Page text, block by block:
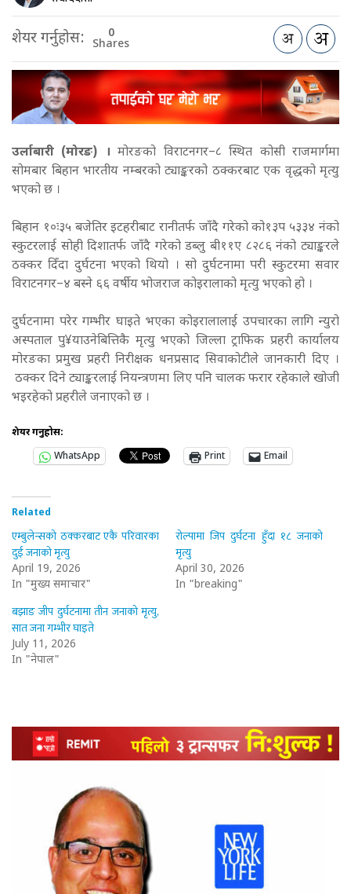
शेयर गर्नुहोस: 0
Shares
उर्लाबारी (मोरङ) । मोरङको विराटनगर–८ स्थित कोसी राजमार्गमा
सोमबार बिहान भारतीय नम्बरको ट्याङ्करको ठक्करबाट एक वृद्धको मृत्यु
भएको छ ।
बिहान १०ः३५ बजेतिर इटहरीबाट रानीतर्फ जाँदै गरेको को१३प ५३३४ नंको
स्कुटरलाई सोही दिशातर्फ जाँदै गरेको डब्लु बी११ए ८२८६ नंको ट्याङ्करले
ठक्कर दिँदा दुर्घटना भएको थियो । सो दुर्घटनामा परी स्कुटरमा सवार
विराटनगर–४ बस्ने ६६ वर्षीय भोजराज कोइरालाको मृत्यु भएको हो ।
दुर्घटनामा परेर गम्भीर घाइते भएका कोइरालालाई उपचारका लागि न्युरो
अस्पताल पु¥याउनेबित्तिकै मृत्यु भएको जिल्ला ट्राफिक प्रहरी कार्यालय
मोरङका प्रमुख प्रहरी निरीक्षक धनप्रसाद सिवाकोटीले जानकारी दिए ।
ठक्कर दिने ट्याङ्करलाई नियन्त्रणमा लिए पनि चालक फरार रहेकाले खोजी
भइरहेको प्रहरीले जनाएको छ ।
शेयर गर्नुहोस:
WhatsApp
Print Email
Related
एम्बुलेन्सको ठक्करबाट एकै परिवारका
दुई जनाको मृत्यु
April 19, 2026
In "मुख्य समाचार"
रोल्पामा जिप दुर्घटना हुँदा १८ जनाको
मृत्यु
April 30, 2026
In "breaking"
बझाङ जीप दुर्घटनामा तीन जनाको मृत्यु,
सात जना गम्भीर घाइते
July 11, 2026
In "नेपाल"